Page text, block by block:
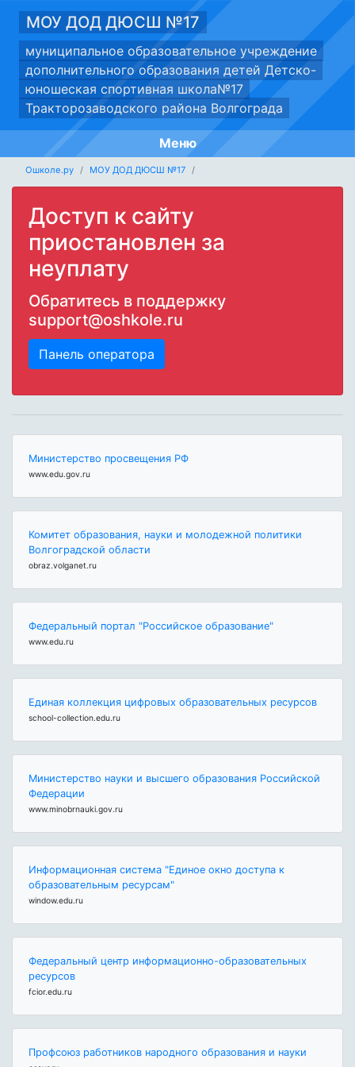
МОУ ДОД ДЮСШ №17
муниципальное образовательное учреждение
дополнительного образования детей Детско-
юношеская спортивная школа№17
Тракторозаводcкого района Волгограда
Меню
Ошколе.ру МОУ ДОД ДЮСШ №17
Доступ к сайту
приостановлен за
неуплату
Обратитесь в поддержку
support@oshkole.ru
Панель оператора
Министерство просвещения РФ
www.edu.gov.ru
Комитет образования, науки и молодежной политики
Волгоградской области
obraz.volganet.ru
Федеральный портал "Российское образование"
www.edu.ru
Единая коллекция цифровых образовательных ресурсов
school-collection.edu.ru
Министерство науки и высшего образования Российской
Федерации
www.minobrnauki.gov.ru
Информационная система "Единое окно доступа к
образовательным ресурсам"
window.edu.ru
Федеральный центр информационно-образовательных
ресурсов
fcior.edu.ru
Профсоюз работников народного образования и науки